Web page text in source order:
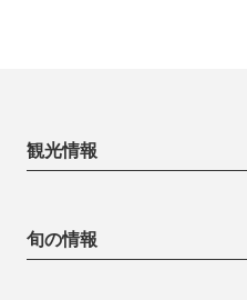
観光情報
旬の情報